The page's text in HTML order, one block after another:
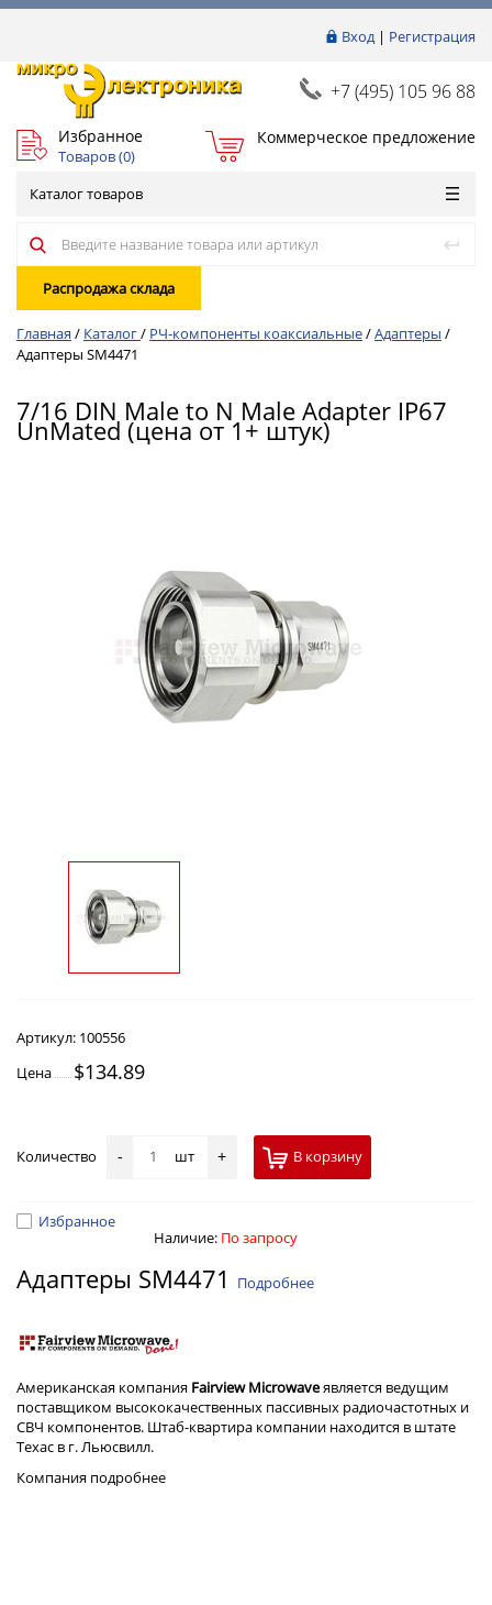
Вход| Регистрация
+7 (495) 105 96 88
Избранное
Товаров (0)
Коммерческое предложение
Каталог товаров
Распродажа склада
Главная / Каталог/ РЧ-компоненты коаксиальные/Адаптеры /
Адаптеры SM4471
7/16 DIN Male to N Male Adapter IP67
UnMated (цена от 1+ штук)
Артикул: 100556
Цена
$134.89
Количество - шт + В корзину
Избранное
Наличие: По запросу
Адаптеры SM4471 Подробнее
Американская компания Fairview Microwaveявляется ведущим
поставщиком высококачественных пассивных радиочастотных и
СВЧ компонентов. Штаб-квартира компании находится в штате
Техас в г. Льюсвилл.
Компания подробнее